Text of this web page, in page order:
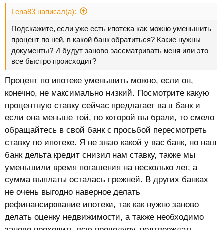
Lena83 написал(а):
Подскажите, если уже есть ипотека как можно уменьшить
процент по ней, в какой банк обратиться? Какие нужны
документы? И будут заново рассматривать меня или это
все быстро происходит?
Процент по ипотеке уменьшить можно, если он,
конечно, не максимально низкий. Посмотрите какую
процентную ставку сейчас предлагает ваш банк и
если она меньше той, по которой вы брали, то смело
обращайтесь в свой банк с просьбой пересмотреть
ставку по ипотеке. Я не знаю какой у вас банк, но наш
банк дельта кредит снизил нам ставку, также мы
уменьшили время погашения на несколько лет, а
сумма выплаты осталась прежней. В других банках
не очень выгодно наверное делать
рефинансирование ипотеки, так как нужно заново
делать оценку недвижимости, а также необходимо